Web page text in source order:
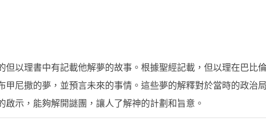
以理書中有記載他解夢的故事。根據聖經記載，但以理在巴比
甲尼撒的夢，並預言未來的事情。這些夢的解釋對於當時的政治
示，能夠解開謎團，讓人了解神的計劃和旨意。